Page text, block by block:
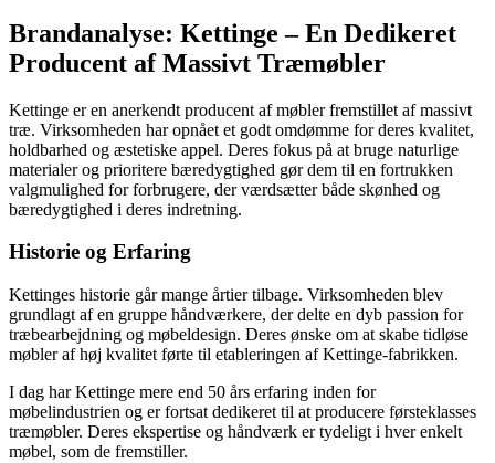
Brandanalyse: Kettinge – En Dedikeret
Producent af Massivt Træmøbler
Kettinge er en anerkendt producent af møbler fremstillet af massivt
træ. Virksomheden har opnået et godt omdømme for deres kvalitet,
holdbarhed og æstetiske appel. Deres fokus på at bruge naturlige
materialer og prioritere bæredygtighed gør dem til en fortrukken
valgmulighed for forbrugere, der værdsætter både skønhed og
bæredygtighed i deres indretning.
Historie og Erfaring
Kettinges historie går mange årtier tilbage. Virksomheden blev
grundlagt af en gruppe håndværkere, der delte en dyb passion for
træbearbejdning og møbeldesign. Deres ønske om at skabe tidløse
møbler af høj kvalitet førte til etableringen af Kettinge-fabrikken.
I dag har Kettinge mere end 50 års erfaring inden for
møbelindustrien og er fortsat dedikeret til at producere førsteklasses
træmøbler. Deres ekspertise og håndværk er tydeligt i hver enkelt
møbel, som de fremstiller.